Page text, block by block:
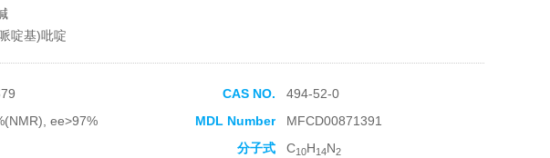
啶基)吡啶
CAS NO.
494-52-0
ee>97% MDL Number
MFCD00871391
分子式 C10H14N2